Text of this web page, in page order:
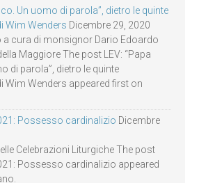
Un uomo di parola”, dietro le quinte
Wim Wenders Dicembre 29, 2020
cura di monsignor Dario Edoardo
Maggiore The post LEV: “Papa
di parola”, dietro le quinte
Wim Wenders appeared first on
Possesso cardinalizio Dicembre
Celebrazioni Liturgiche The post
Possesso cardinalizio appeared